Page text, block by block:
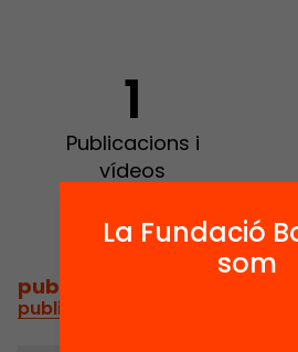
1
Publicacions i
vídeos
publicacions i vídeos
publicacions i vídeos
La Fundació
som